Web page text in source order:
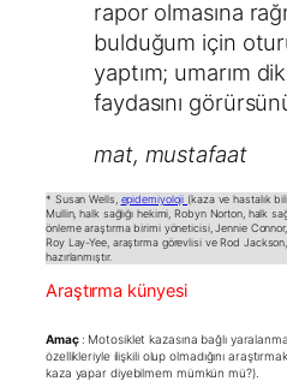
rapor olmasına
bulduğum için
yaptım; umarım
faydasını
mat, mustafaat
* Susan Wells, epidemiyoloji (kaza ve hastalık
Mullin, halk sağlığı hekimi, Robyn Norton, halk
önleme araştırma birimi yöneticisi, Jennie
Roy Lay-Yee, araştırma görevlisi ve Rod
hazırlanmıştır.
Araştırma künyesi
Amaç : Motosiklet kazasına bağlı
özellikleriyle ilişkili olup olmadığını
kaza yapar diyebilmem mümkün mü?).